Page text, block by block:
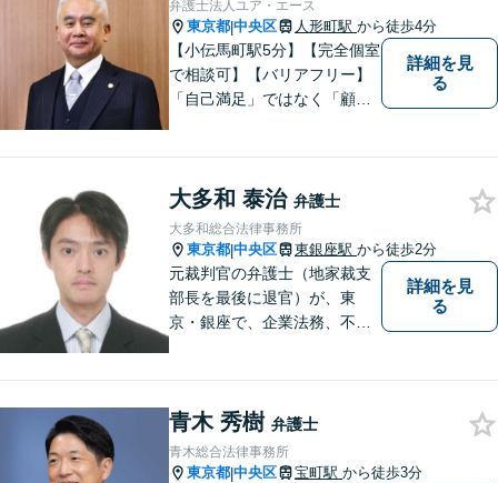
弁護士法人ユア・エース
東京都|中央区 人形町駅 から徒歩4分
【小伝馬町駅5分】【完全個室
で相談可】【バリアフリー】
「自己満足」ではなく「顧客
が本当に求める最高の結果に
こだわり続けたいと考えてお
ります。 お気軽にご相談くだ
さい。
詳細を見
る
大多和 泰治 弁護士
大多和総合法律事務所
東京都|中央区 東銀座駅 から徒歩2分
元裁判官の弁護士（地家裁支
部長を最後に退官）が、東
京・銀座で、企業法務、不動
業務を取り扱っている事務所
です。 実務経験は２７年（裁
判官７年、弁護士２０年）で
詳細を見
る
青木 秀樹 弁護士
青木総合法律事務所
東京都|中央区 宝町駅 から徒歩3分